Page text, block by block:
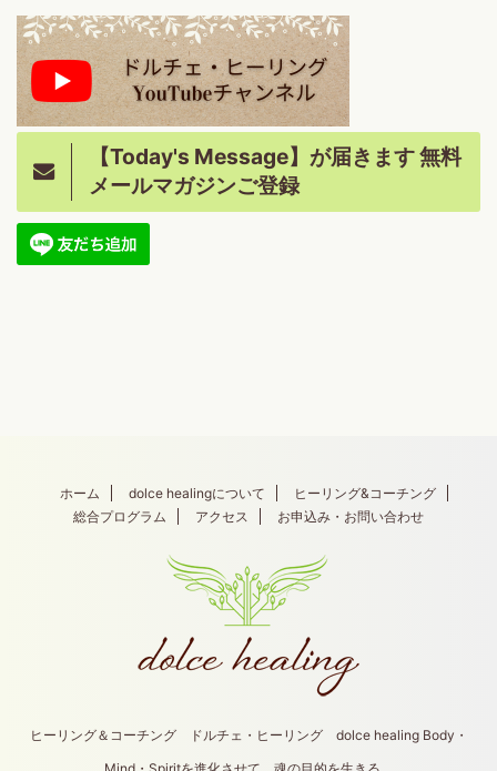
【Today's Message】が届きます 無料
メールマガジンご登録
ホーム dolce healingについて
ヒーリング&コーチング
総合プログラム
アクセス お申込み・お問い合わせ
ヒーリング＆コーチング ドルチェ・ヒーリング dolce healing Body・